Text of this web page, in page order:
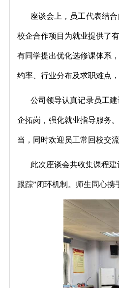
座谈会上，员工代表结
校企合作项目为就业提供了
有同学提出优化选修课体系
约率、行业分布及求职难点
公司领导认真记录员工
企拓岗，强化就业指导服务
当，同时欢迎员工常回校交
此次座谈会共收集课程
跟踪”闭环机制。师生同心